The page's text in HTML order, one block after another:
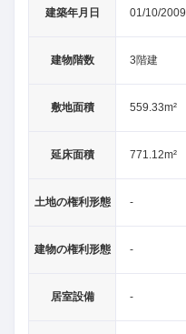
建築年月日 01/10/2009
建物階数 3階建
敷地面積 559.33m²
延床面積 771.12m²
土地の権利形態 -
建物の権利形態 -
居室設備 -